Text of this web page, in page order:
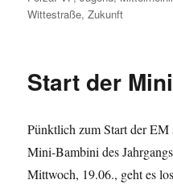
Wittestraße,Zukunft
Start der
Pünktlich zum Start der
Mini-Bambini des
Mittwoch, 19.06., geht es